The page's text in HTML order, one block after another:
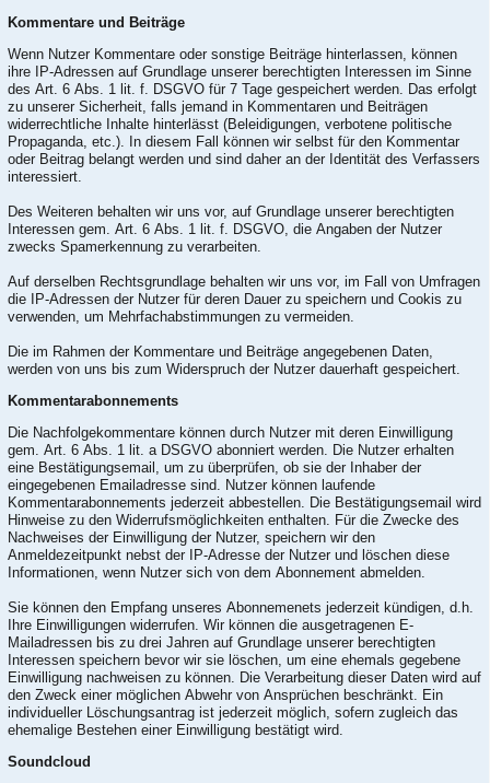
Kommentare und Beiträge
Wenn Nutzer Kommentare oder sonstige Beiträge hinterlassen, können
ihre IP-Adressen auf Grundlage unserer berechtigten Interessen im Sinne
des Art. 6 Abs. 1 lit. f. DSGVO für 7 Tage gespeichert werden. Das erfolgt
zu unserer Sicherheit, falls jemand in Kommentaren und Beiträgen
widerrechtliche Inhalte hinterlässt (Beleidigungen, verbotene politische
Propaganda, etc.). In diesem Fall können wir selbst für den Kommentar
oder Beitrag belangt werden und sind daher an der Identität des Verfassers
interessiert.
Des Weiteren behalten wir uns vor, auf Grundlage unserer berechtigten
Interessen gem. Art. 6 Abs. 1 lit. f. DSGVO, die Angaben der Nutzer
zwecks Spamerkennung zu verarbeiten.
Auf derselben Rechtsgrundlage behalten wir uns vor, im Fall von Umfragen
die IP-Adressen der Nutzer für deren Dauer zu speichern und Cookis zu
verwenden, um Mehrfachabstimmungen zu vermeiden.
Die im Rahmen der Kommentare und Beiträge angegebenen Daten,
werden von uns bis zum Widerspruch der Nutzer dauerhaft gespeichert.
Kommentarabonnements
Die Nachfolgekommentare können durch Nutzer mit deren Einwilligung
gem. Art. 6 Abs. 1 lit. a DSGVO abonniert werden. Die Nutzer erhalten
eine Bestätigungsemail, um zu überprüfen, ob sie der Inhaber der
eingegebenen Emailadresse sind. Nutzer können laufende
Kommentarabonnements jederzeit abbestellen. Die Bestätigungsemail wird
Hinweise zu den Widerrufsmöglichkeiten enthalten. Für die Zwecke des
Nachweises der Einwilligung der Nutzer, speichern wir den
Anmeldezeitpunkt nebst der IP-Adresse der Nutzer und löschen diese
Informationen, wenn Nutzer sich von dem Abonnement abmelden.
Sie können den Empfang unseres Abonnemenets jederzeit kündigen, d.h.
Ihre Einwilligungen widerrufen. Wir können die ausgetragenen E-
Mailadressen bis zu drei Jahren auf Grundlage unserer berechtigten
Interessen speichern bevor wir sie löschen, um eine ehemals gegebene
Einwilligung nachweisen zu können. Die Verarbeitung dieser Daten wird auf
den Zweck einer möglichen Abwehr von Ansprüchen beschränkt. Ein
individueller Löschungsantrag ist jederzeit möglich, sofern zugleich das
ehemalige Bestehen einer Einwilligung bestätigt wird.
Soundcloud